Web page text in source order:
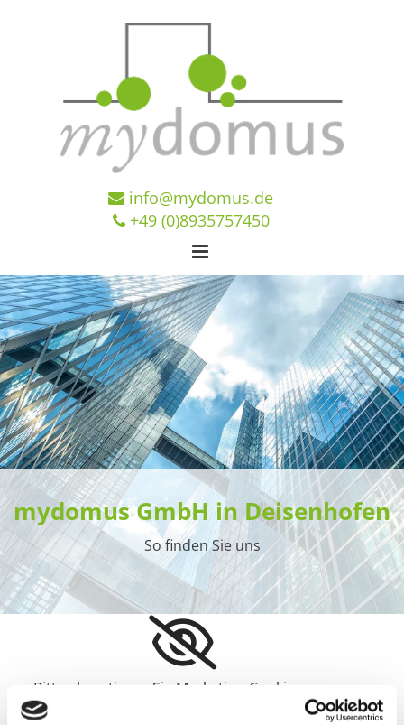
 info@mydomus.de
 +49 (0)8935757450
mydomus GmbH in Deisenhofen
So finden Sie uns
Bitte akzeptieren Sie Marketing-Cookies, um